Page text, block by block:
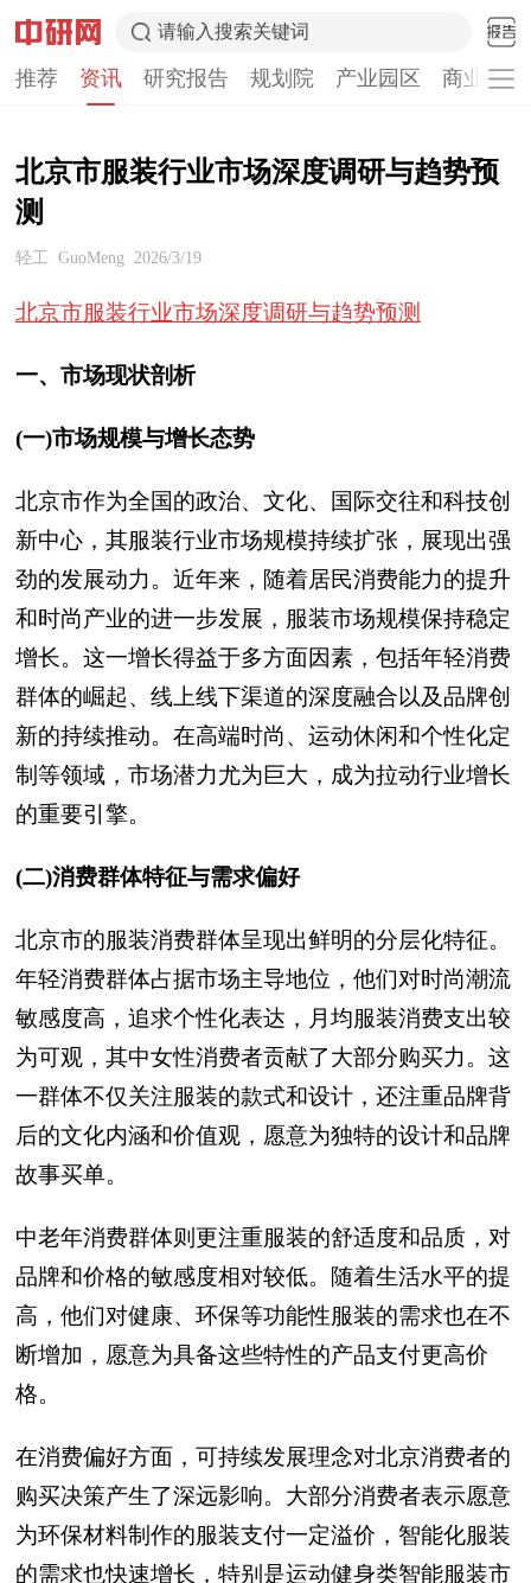
请输入搜索关键词
推荐 资讯 研究报告 规划院 产业园区 商业计
北京市服装行业市场深度调研与趋势预
测
轻工 GuoMeng 2026/3/19
北京市服装行业市场深度调研与趋势预测
一、市场现状剖析
(一)市场规模与增长态势
北京市作为全国的政治、文化、国际交往和科技创
新中心，其服装行业市场规模持续扩张，展现出强
劲的发展动力。近年来，随着居民消费能力的提升
和时尚产业的进一步发展，服装市场规模保持稳定
增长。这一增长得益于多方面因素，包括年轻消费
群体的崛起、线上线下渠道的深度融合以及品牌创
新的持续推动。在高端时尚、运动休闲和个性化定
制等领域，市场潜力尤为巨大，成为拉动行业增长
的重要引擎。
(二)消费群体特征与需求偏好
北京市的服装消费群体呈现出鲜明的分层化特征。
年轻消费群体占据市场主导地位，他们对时尚潮流
敏感度高，追求个性化表达，月均服装消费支出较
为可观，其中女性消费者贡献了大部分购买力。这
一群体不仅关注服装的款式和设计，还注重品牌背
后的文化内涵和价值观，愿意为独特的设计和品牌
故事买单。
中老年消费群体则更注重服装的舒适度和品质，对
品牌和价格的敏感度相对较低。随着生活水平的提
高，他们对健康、环保等功能性服装的需求也在不
断增加，愿意为具备这些特性的产品支付更高价
格。
在消费偏好方面，可持续发展理念对北京消费者的
购买决策产生了深远影响。大部分消费者表示愿意
为环保材料制作的服装支付一定溢价，智能化服装
的需求也快速增长，特别是运动健身类智能服装市